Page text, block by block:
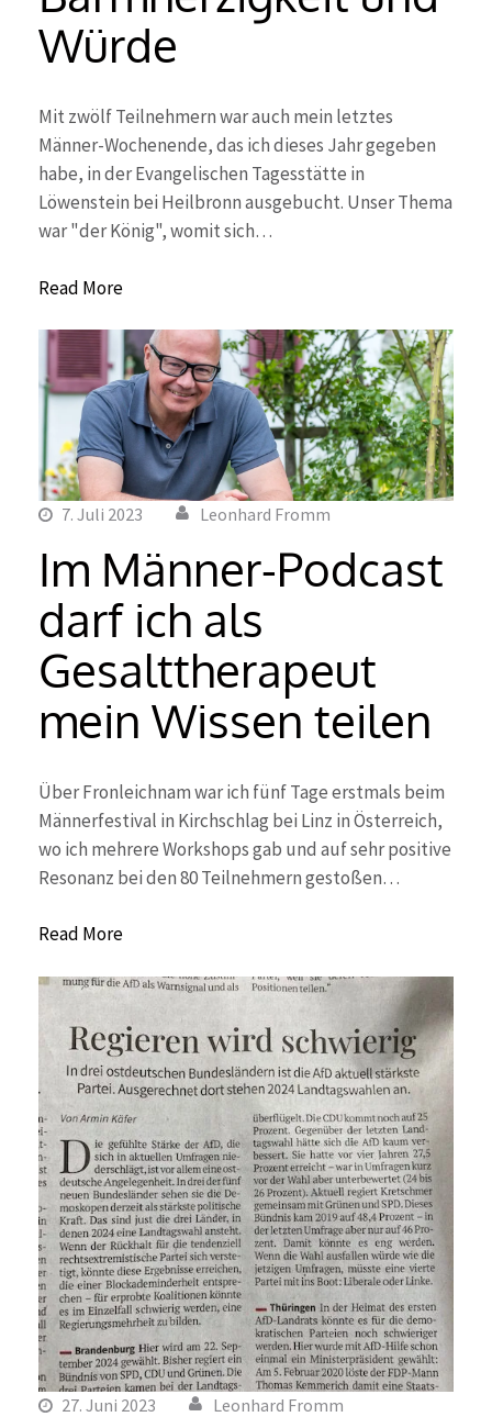
Würde
Mit zwölf Teilnehmern war auch mein letztes
Männer-Wochenende, das ich dieses Jahr gegeben
habe, in der Evangelischen Tagesstätte in
Löwenstein bei Heilbronn ausgebucht. Unser Thema
war "der König", womit sich…
Read More
7. Juli 2023 Leonhard Fromm
Im Männer-Podcast
darf ich als
Gesalttherapeut
mein Wissen teilen
Über Fronleichnam war ich fünf Tage erstmals beim
Männerfestival in Kirchschlag bei Linz in Österreich,
wo ich mehrere Workshops gab und auf sehr positive
Resonanz bei den 80 Teilnehmern gestoßen…
Read More
27. Juni 2023 Leonhard Fromm